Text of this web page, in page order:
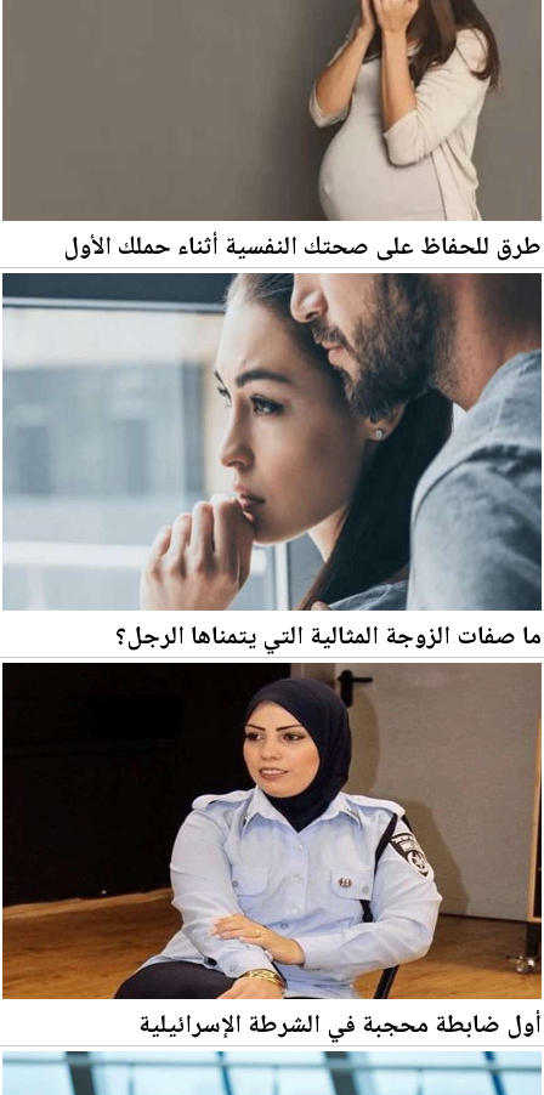
طرق للحفاظ على صحتك النفسية أثناء حملك الأول
ما صفات الزوجة المثالية التي يتمناها الرجل؟
أول ضابطة محجبة في الشرطة الإسرائيلية